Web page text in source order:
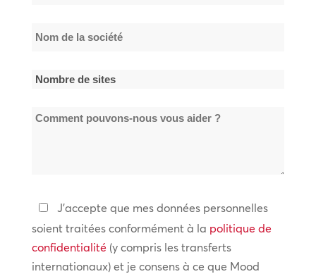
Nom
Nombre
sites
Comment
Politique
de
confidentialité
*
J'accepte que mes données personnelles
soient traitées conformément à la politique de
confidentialité(y compris les transferts
internationaux) et je consens à ce que Mood